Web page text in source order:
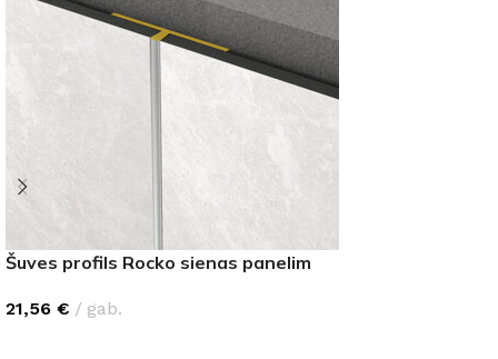
Šuves profils Rocko sienas panelim
21,56 € gab.